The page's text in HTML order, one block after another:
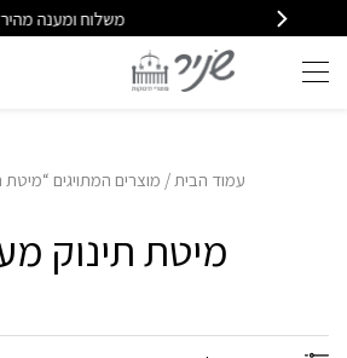
משלוח ומענה מהיר - 08-6715610
עמוד הבית/ מוצרים המתויגים “מיטת
מיטת תינוק